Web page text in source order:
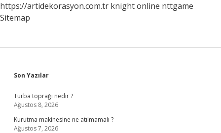
https://artidekorasyon.com.tr knight online nttgame
Sitemap
Sidebar
Son Yazılar
Turba toprağı nedir ?
Ağustos 8, 2026
Kurutma makinesine ne atılmamalı ?
Ağustos 7, 2026